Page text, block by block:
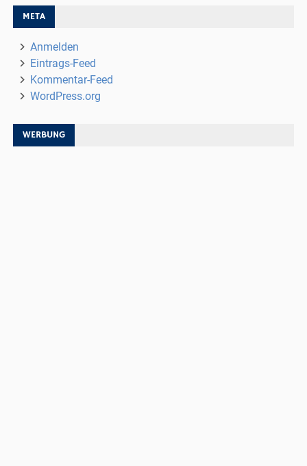
META
Anmelden
Eintrags-Feed
Kommentar-Feed
WordPress.org
WERBUNG